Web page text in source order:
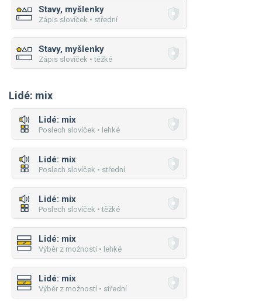
Stavy, myšlenky
Zápis slovíček • střední
Stavy, myšlenky
Zápis slovíček • těžké
Lidé: mix
Lidé: mix
Poslech slovíček • lehké
Lidé: mix
Poslech slovíček • střední
Lidé: mix
Poslech slovíček • těžké
Lidé: mix
Výběr z možností • lehké
Lidé: mix
Výběr z možností • střední